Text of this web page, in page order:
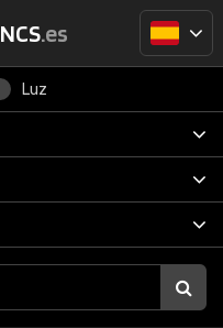
NCS.es
Luz